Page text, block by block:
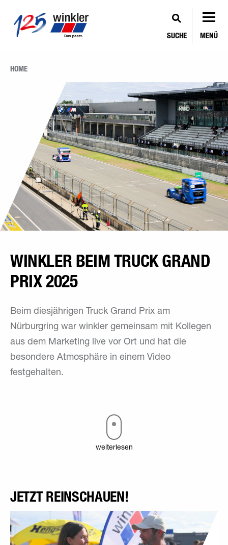
SUCHE MENÜ
HOME
WINKLER BEIM TRUCK GRAND
PRIX 2025
Beim diesjährigen Truck Grand Prix am
Nürburgring war winkler gemeinsam mit Kollegen
aus dem Marketing live vor Ort und hat die
besondere Atmosphäre in einem Video
festgehalten.
weiterlesen
JETZT REINSCHAUEN!